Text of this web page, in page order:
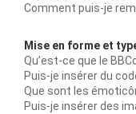
Comment puis-je
Mise en forme et
Qu’est-ce que le
Puis-je insérer du
Que sont les
Puis-je insérer des